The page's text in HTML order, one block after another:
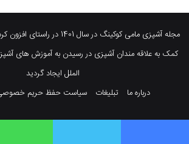
مجله آشپزی مامی کوکینگ در سال
کمک به علاقه مندان آشپزی در رسیدن به آموزش های
الملل ایجاد گردید
درباره ما
تبلیغات سیاست حفظ حریم
فیسبوکتوییترپینتریست